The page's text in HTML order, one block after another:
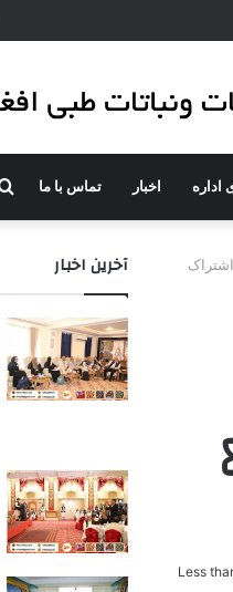
اداره اخبار تماس با ما
آخرین اخبار